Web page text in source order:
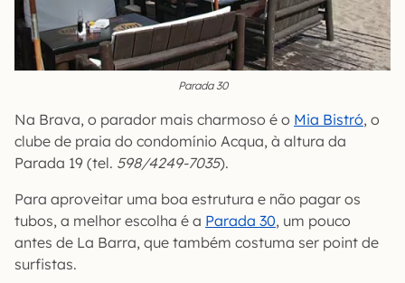
Parada 30
Na Brava, o parador mais charmoso é o Mia Bistró, o
clube de praia do condomínio Acqua, à altura da
Parada 19 (tel. 598/4249-7035).
Para aproveitar uma boa estrutura e não pagar os
tubos, a melhor escolha é a Parada 30, um pouco
antes de La Barra, que também costuma ser point de
surfistas.